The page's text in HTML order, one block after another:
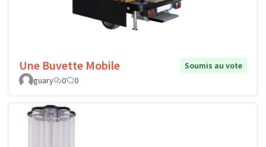
Une Buvette Mobile
Soumis au vote
guary
0 0